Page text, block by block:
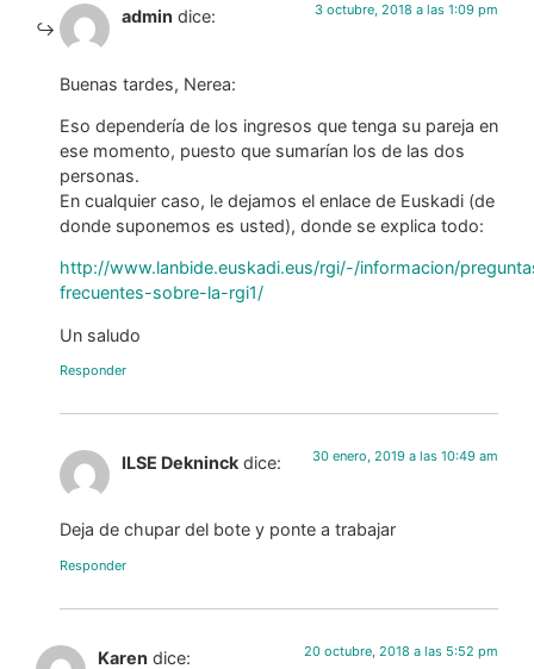
admin dice: 3 octubre, 2018 a las 1:09 pm
Buenas tardes, Nerea:
Eso dependería de los ingresos que tenga su pareja en
ese momento, puesto que sumarían los de las dos
personas.
En cualquier caso, le dejamos el enlace de Euskadi (de
donde suponemos es usted), donde se explica todo:
http://www.lanbide.euskadi.eus/rgi/-/informacion/
frecuentes-sobre-la-rgi1/
Un saludo
Responder
ILSE Dekninck dice: 30 enero, 2019 a las 10:49 am
Deja de chupar del bote y ponte a trabajar
Responder
Karen dice: 20 octubre, 2018 a las 5:52 pm